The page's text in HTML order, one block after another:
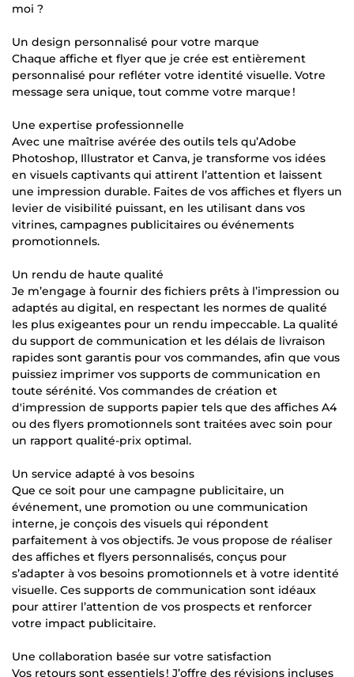
moi ?
Un design personnalisé pour votre marque
Chaque affiche et flyer que je crée est entièrement
personnalisé pour refléter votre identité visuelle. Votre
message sera unique, tout comme votre marque !
Une expertise professionnelle
Avec une maîtrise avérée des outils tels qu’Adobe
Photoshop, Illustrator et Canva, je transforme vos idées
en visuels captivants qui attirent l’attention et laissent
une impression durable. Faites de vos affiches et flyers un
levier de visibilité puissant, en les utilisant dans vos
vitrines, campagnes publicitaires ou événements
promotionnels.
Un rendu de haute qualité
Je m’engage à fournir des fichiers prêts à l’impression ou
adaptés au digital, en respectant les normes de qualité
les plus exigeantes pour un rendu impeccable. La qualité
du support de communication et les délais de livraison
rapides sont garantis pour vos commandes, afin que vous
puissiez imprimer vos supports de communication en
toute sérénité. Vos commandes de création et
d'impression de supports papier tels que des affiches A4
ou des flyers promotionnels sont traitées avec soin pour
un rapport qualité-prix optimal.
Un service adapté à vos besoins
Que ce soit pour une campagne publicitaire, un
événement, une promotion ou une communication
interne, je conçois des visuels qui répondent
parfaitement à vos objectifs. Je vous propose de réaliser
des affiches et flyers personnalisés, conçus pour
s’adapter à vos besoins promotionnels et à votre identité
visuelle. Ces supports de communication sont idéaux
pour attirer l’attention de vos prospects et renforcer
votre impact publicitaire.
Une collaboration basée sur votre satisfaction
Vos retours sont essentiels ! J’offre des révisions incluses